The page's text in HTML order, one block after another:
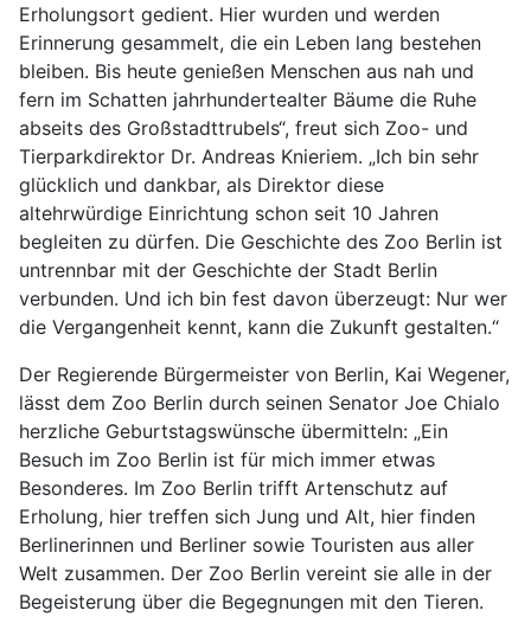
Erholungsort gedient. Hier wurden und werden
Erinnerung gesammelt, die ein Leben lang bestehen
bleiben. Bis heute genießen Menschen aus nah und
fern im Schatten jahrhundertealter Bäume die Ruhe
abseits des Großstadttrubels“, freut sich Zoo- und
Tierparkdirektor Dr. Andreas Knieriem. „Ich bin sehr
glücklich und dankbar, als Direktor diese
altehrwürdige Einrichtung schon seit 10 Jahren
begleiten zu dürfen. Die Geschichte des Zoo Berlin ist
untrennbar mit der Geschichte der Stadt Berlin
verbunden. Und ich bin fest davon überzeugt: Nur wer
die Vergangenheit kennt, kann die Zukunft gestalten.“
Der Regierende Bürgermeister von Berlin, Kai Wegener,
lässt dem Zoo Berlin durch seinen Senator Joe Chialo
herzliche Geburtstagswünsche übermitteln: „Ein
Besuch im Zoo Berlin ist für mich immer etwas
Besonderes. Im Zoo Berlin trifft Artenschutz auf
Erholung, hier treffen sich Jung und Alt, hier finden
Berlinerinnen und Berliner sowie Touristen aus aller
Welt zusammen. Der Zoo Berlin vereint sie alle in der
Begeisterung über die Begegnungen mit den Tieren.